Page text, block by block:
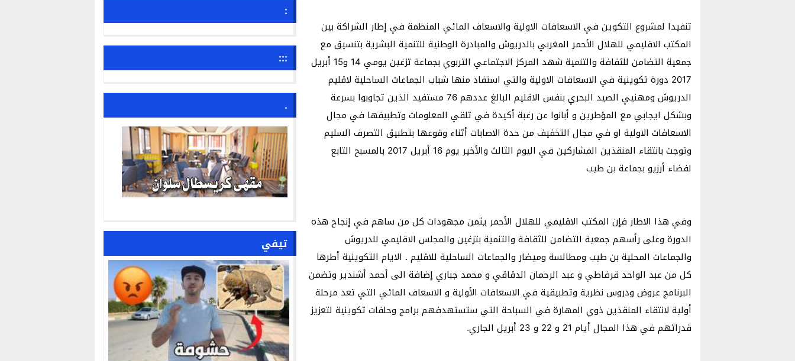
تنفيدا لمشروع التكوين في الاسعافات الاولية والاسعاف المائي المنظمة في إطار الشراكة بين
المكتب الاقليمي للهلال الأحمر المغربي بالدريوش والمبادرة الوطنية للتنمية البشرية بتنسيق مع
جمعية التضامن للثقافة والتنمية شهد المركز الاجتماعي التربوي بجماعة تزغين يومي 14 و15 أبريل
2017 دورة تكوينية في الاسعافات الاولية والتي استفاد منها شباب الجماعات الساحلية لاقليم
الدريوش ومهنيي الصيد البحري بنفس الاقليم البالغ عددهم 76 مستفيد الذين تجاوبوا بسرعة
وبشكل ايجابي مع المؤطرين و أبانوا عن رغبة أكيدة في تلقي المعلومات وتطبيقها في مجال
الاسعافات الاولية او في مجال التخفيف من حدة الاصابات أثناء وقوعها بتطبيق التصرف السليم
وتوجت بانتقاء المنقذين المشاركين في اليوم الثالث والأخير يوم 16 أبريل 2017 بالمسبح التابع
لفضاء أرزيو بجماعة بن طيب
وفي هذا الاطار فإن المكتب الاقليمي للهلال الأحمر يثمن مجهودات كل من ساهم في إنجاح هذه
الدورة وعلى رأسهم جمعية التضامن للثقافة والتنمية بتزغين والمجلس الاقليمي للدريوش
والجماعات المحلية بن طيب ومطالسة وميضار والجماعات الساحلية للاقليم . الايام التكوينية أطرها
كل من عبد الواحد قرفاطي و عبد الرحمان الدقاقي و محمد جباري إضافة الى أحمد أشندير وتضمن
البرنامج عروض ودروس نظرية وتطبيقية في الاسعافات الأولية و الاسعاف المائي التي تعد مرحلة
أولية لانتقاء المنقذين ذوي المهارة في السباحة التي ستستهدفهم برامج وحلقات تكوينية لتعزيز
قدراتهم في هذا المجال أيام 21 و 22 و 23 أبريل الجاري.
:
:::
.
تيفي